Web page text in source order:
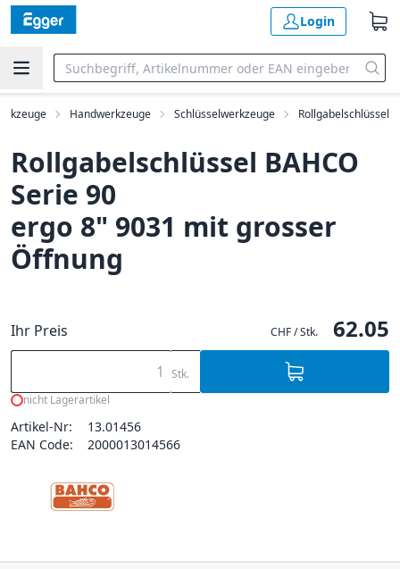
Login
Handwerkzeuge Schlüsselwerkzeuge Rollgabelschlüssel
Rollgabelschlüssel BAHCO
Serie 90
ergo 8" 9031 mit grosser
Öffnung
Ihr Preis CHF / Stk. 62.05
Stk.
nicht Lagerartikel
Artikel-Nr:
13.01456
EAN Code:
2000013014566